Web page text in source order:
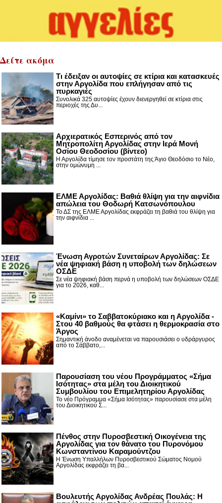
Δείτε ακόμα
Τι έδειξαν οι αυτοψίες σε κτίρια και κατασκευές
στην Αργολίδα που επλήγησαν από τις
πυρκαγιές
Συνολικά 325 αυτοψίες έχουν διενεργηθεί σε κτίρια στις
περιοχές της Δυ...
Αρχιερατικός Εσπερινός από τον
Μητροπολίτη Αργολίδας στην Ιερά Μονή
Οσίου Θεοδοσίου (βίντεο)
Η Αργολίδα τίμησε τον προστάτη της Άγιο Θεοδόσιο το Νέο,
στην ομώνυμη ...
ΕΛΜΕ Αργολίδας: Βαθιά θλίψη για την αιφνίδια
απώλεια του Θοδωρή Κατσωνόπουλου
Το ΔΣ της ΕΛΜΕ Αργολίδας εκφράζει τη βαθιά του θλίψη για
την αιφνίδια ...
Ένωση Αγροτών Συνεταίρων Αργολίδας: Σε
νέα ψηφιακή βάση η υποβολή των δηλώσεων
ΟΣΔΕ
Σε νέα ψηφιακή βάση περνά η υποβολή των δηλώσεων ΟΣΔΕ
για το 2026, καθ...
«Καμίνι» το Σαββατοκύριακο και η Αργολίδα -
Στου 40 βαθμούς θα φτάσει η θερμοκρασία στο
Άργος
Σημαντική άνοδο αναμένεται να παρουσιάσει ο υδράργυρος
από το Σάββατο,...
Παρουσίαση του νέου Προγράμματος «Σήμα
Ισότητας» στα μέλη του Διοικητικού
Συμβουλίου του Επιμελητηρίου Αργολίδας
Το νέο Πρόγραμμα «Σήμα Ισότητας» παρουσίασε στα μέλη
του Διοικητικού Σ...
Πένθος στην Πυροσβεστική Οικογένεια της
Αργολίδας για τον θάνατο του Πυρονόμου
Κωνσταντίνου Καραμούντζου
Η Ένωση Υπαλλήλων Πυροσβεστικού Σώματος Νομού
Αργολίδας εκφράζει τη βα...
Βουλευτής Αργολίδας Ανδρέας Πουλάς: Η